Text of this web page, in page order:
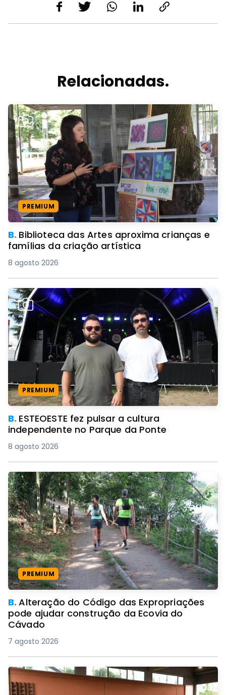
Relacionadas.
PREMIUM
B. Biblioteca das Artes aproxima crianças e
famílias da criação artística
8 agosto 2026
PREMIUM
B. ESTEOESTE fez pulsar a cultura
independente no Parque da Ponte
8 agosto 2026
PREMIUM
B.Alteração do Código das Expropriações
pode ajudar construção da Ecovia do
Cávado
7 agosto 2026